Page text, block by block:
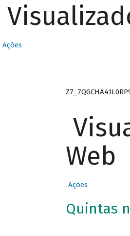
Ações
Web
Ações
Quintas